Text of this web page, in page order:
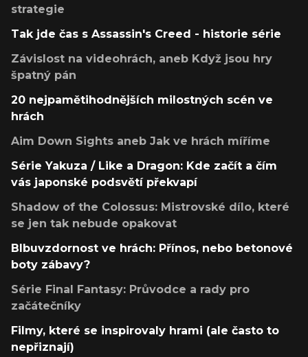
strategie
Tak jde čas s Assassin's Creed - historie série
Závislost na videohrách, aneb Když jsou hry
špatný pán
20 nejpamětihodnějších milostných scén ve
hrách
Aim Down Sights aneb Jak ve hrách míříme
Série Yakuza / Like a Dragon: Kde začít a čím
vás japonské podsvětí překvapí
Shadow of the Colossus: Mistrovské dílo, které
se jen tak nebude opakovat
Blbuvzdornost ve hrách: Přínos, nebo betonové
boty zábavy?
Série Final Fantasy: Průvodce a rady pro
začátečníky
Filmy, které se inspirovaly hrami (ale často to
nepřiznají)